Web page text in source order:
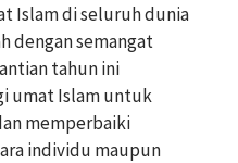
Islam di seluruh dunia
dengan semangat
tahun ini
umat Islam untuk
memperbaiki
individu maupun